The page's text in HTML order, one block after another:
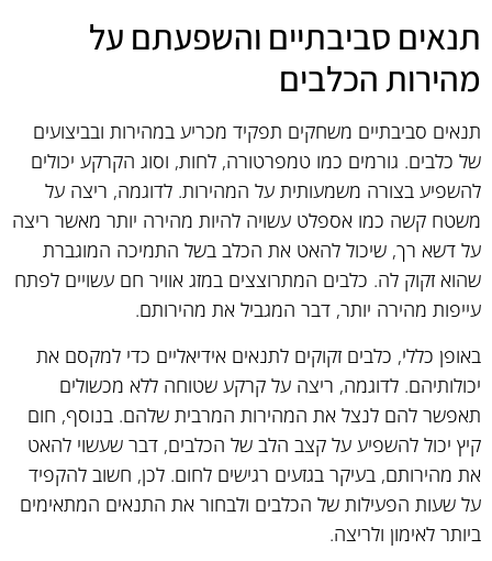
תנאים סביבתיים והשפעתם על
מהירות הכלבים
תנאים סביבתיים משחקים תפקיד מכריע במהירות ובביצועים
של כלבים. גורמים כמו טמפרטורה, לחות, וסוג הקרקע יכולים
להשפיע בצורה משמעותית על המהירות. לדוגמה, ריצה על
משטח קשה כמו אספלט עשויה להיות מהירה יותר מאשר ריצה
על דשא רך, שיכול להאט את הכלב בשל התמיכה המוגברת
שהוא זקוק לה. כלבים המתרוצצים במזג אוויר חם עשויים לפתח
עייפות מהירה יותר, דבר המגביל את מהירותם.
באופן כללי, כלבים זקוקים לתנאים אידיאליים כדי למקסם את
יכולותיהם. לדוגמה, ריצה על קרקע שטוחה ללא מכשולים
תאפשר להם לנצל את המהירות המרבית שלהם. בנוסף, חום
קיץ יכול להשפיע על קצב הלב של הכלבים, דבר שעשוי להאט
את מהירותם, בעיקר בגזעים רגישים לחום. לכן, חשוב להקפיד
על שעות הפעילות של הכלבים ולבחור את התנאים המתאימים
ביותר לאימון ולריצה.